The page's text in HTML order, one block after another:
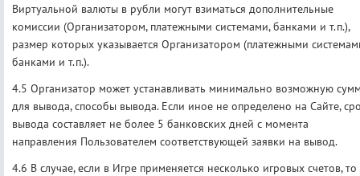
Виртуальной валюты в рубли могут взиматься дополнительные
комиссии (Организатором, платежными системами, банками и т.п.),
размер которых указывается Организатором (платежными
банками и т.п.).
4.5 Организатор может устанавливать минимально возможную
для вывода, способы вывода. Если иное не определено на Сайте,
вывода составляет не более 5 банковских дней с момента
направления Пользователем соответствующей заявки на вывод.
4.6 В случае, если в Игре применяется несколько игровых счетов, то